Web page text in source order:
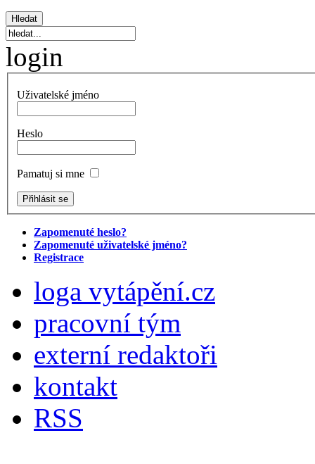
login
Uživatelské jméno
Heslo
Pamatuj si mne
Zapomenuté heslo?
Zapomenuté uživatelské jméno?
Registrace
loga vytápění.cz
pracovní tým
externí redaktoři
kontakt
RSS